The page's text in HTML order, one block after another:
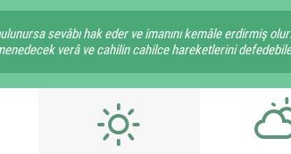
sevâbı hak eder ve imanını kemâle erdirmiş
verâ ve cahilin cahilce hareketlerini